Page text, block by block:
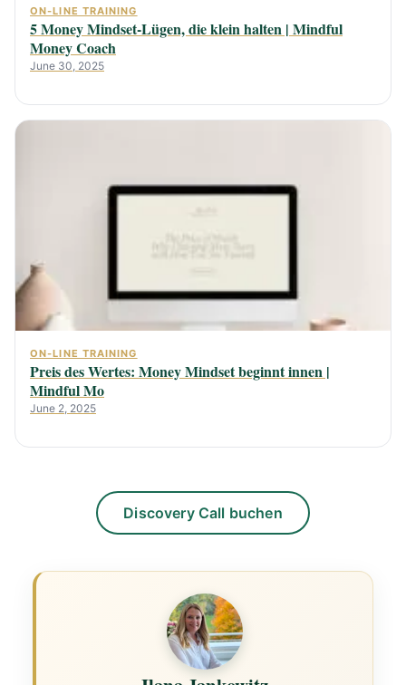
ON-LINE TRAINING
5 Money Mindset-Lügen, die klein halten | Mindful
Money Coach
June 30, 2025
ON-LINE TRAINING
Preis des Wertes: Money Mindset beginnt innen |
Mindful Mo
June 2, 2025
Discovery Call buchen